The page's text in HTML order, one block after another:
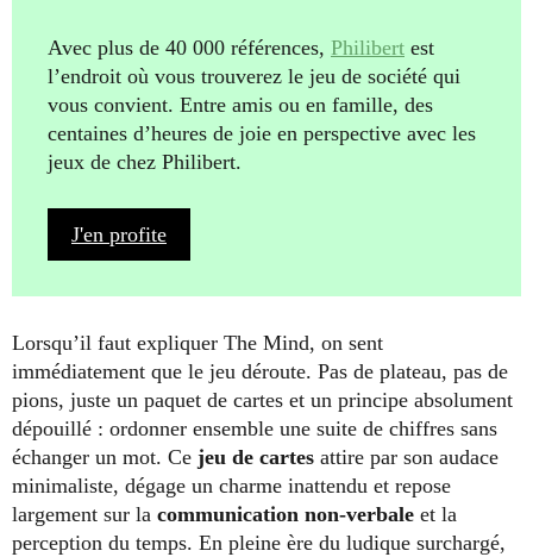
Avec plus de 40 000 références, Philibert est
l’endroit où vous trouverez le jeu de société qui
vous convient. Entre amis ou en famille, des
centaines d’heures de joie en perspective avec les
jeux de chez Philibert.
J'en profite
Lorsqu’il faut expliquer The Mind, on sent
immédiatement que le jeu déroute. Pas de plateau, pas de
pions, juste un paquet de cartes et un principe absolument
dépouillé : ordonner ensemble une suite de chiffres sans
échanger un mot. Ce jeu de cartes attire par son audace
minimaliste, dégage un charme inattendu et repose
largement sur la communication non-verbale et la
perception du temps. En pleine ère du ludique surchargé,